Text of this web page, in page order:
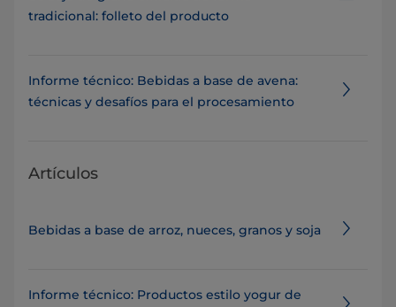
tradicional: folleto del producto
Informe técnico: Bebidas a base de avena:
técnicas y desafíos para el procesamiento
Artículos
Bebidas a base de arroz, nueces, granos y soja
Informe técnico: Productos estilo yogur de